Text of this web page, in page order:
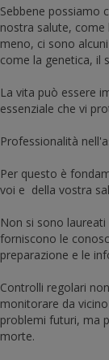
Sebbene possiamo
nostra salute,
meno, ci sono
come la genetica, il
La vita può essere
essenziale che vi
Professionalità
Per questo è
voi e della vostra
Non si sono
forniscono le
preparazione e le
Controlli regolari
monitorare da
problemi futuri, ma
morte.